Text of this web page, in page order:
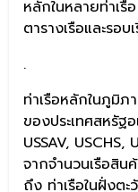
หลักในหลายท่าเ
ตารางเรือและรอบ
.
ท่าเรือหลักในภูมิภ
ของประเทศสหรัฐ
USSAV,
จากจำนวนเรือสิน
ถึง ท่าเรือในฝั่งต